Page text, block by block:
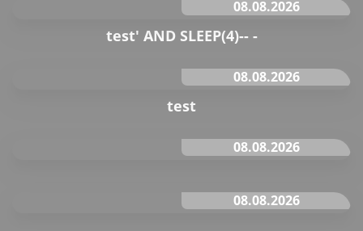
08.08.2026
test' AND SLEEP(4)-- -
08.08.2026
test
08.08.2026
08.08.2026